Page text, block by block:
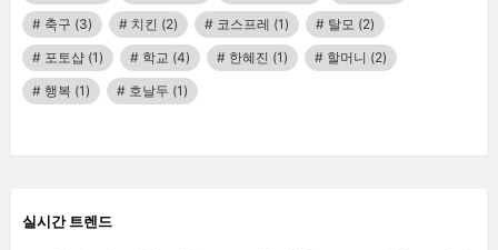
축구 (3) 치킨 (2) 코스프레 (1) 탈모 (2)
포토샵 (1) 학교 (4) 한혜진 (1) 할머니 (2)
행복 (1) 호날두 (1)
실시간 트렌드